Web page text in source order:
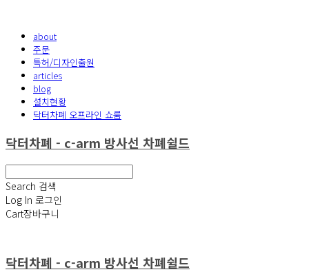
about
주문
특허/디자인출원
articles
blog
설치현황
닥터차폐 오프라인 쇼룸
닥터차폐 - c-arm 방사선 차폐쉴드
Search 검색
Log In 로그인
Cart장바구니
닥터차폐 - c-arm 방사선 차폐쉴드